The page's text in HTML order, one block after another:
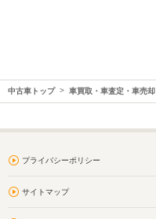
中古車トップ 車買取・車査定・車売却
プライバシーポリシー
サイトマップ